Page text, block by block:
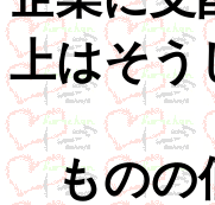
上はそう
ものの